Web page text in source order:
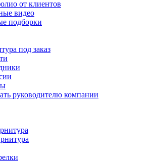
от клиентов
видео
подборки
под заказ
руководителю компании